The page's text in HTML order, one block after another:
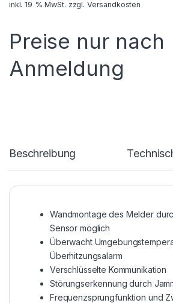
inkl. 19 % MwSt. zzgl. Versandkosten
Preise nur nach
Anmeldung
Beschreibung
Wandmontage des Melder
Sensor möglich
Überwacht
Überhitzungsalarm
Verschlüsselte Kommunikation
Störungserkennung durch
Frequenzsprungfunktion und